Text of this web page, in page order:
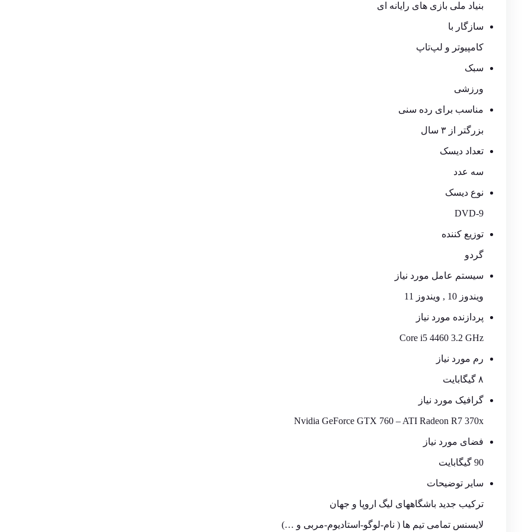
بنیاد ملی بازی های رایانه ای
سازگار با
کامپیوتر و لپ‌تاپ
سبک
ورزشی
مناسب برای رده سنی
بزرگتر از ۳ سال
تعداد دیسک
سه عدد
نوع دیسک
DVD-9
توزیع کننده
گردو
سیستم عامل مورد نیاز
ویندوز 10 , ویندوز 11
پردازنده مورد نیاز
Core i5 4460 3.2 GHz
رم مورد نیاز
۸ گیگابایت
گرافیک مورد نیاز
Nvidia GeForce GTX 760 – ATI Radeon R7 370x
فضای مورد نیاز
90 گیگابایت
سایر توضیحات
ترکیب جدید باشگاههای لیگ اروپا و جهان
لایسنس تمامی تیم ها ( نام-لوگو-استادیوم-مربی و …)